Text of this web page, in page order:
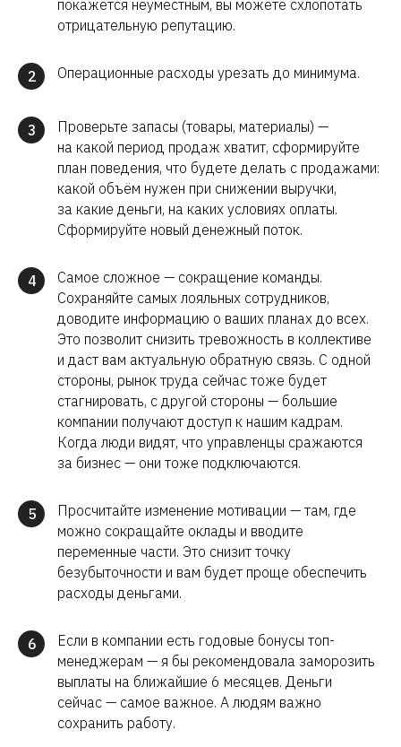
покажется неуместным, вы можете схлопотать
отрицательную репутацию.
2 Операционные расходы урезать до минимума.
3
Проверьте запасы (товары, материалы) —
на какой период продаж хватит, сформируйте
план поведения, что будете делать с продажами:
какой объём нужен при снижении выручки,
за какие деньги, на каких условиях оплаты.
Сформируйте новый денежный поток.
4
Самое сложное — сокращение команды.
Сохраняйте самых лояльных сотрудников,
доводите информацию о ваших планах до всех.
Это позволит снизить тревожность в коллективе
и даст вам актуальную обратную связь. С одной
стороны, рынок труда сейчас тоже будет
стагнировать, с другой стороны — большие
компании получают доступ к нашим кадрам.
Когда люди видят, что управленцы сражаются
за бизнес — они тоже подключаются.
5
Просчитайте изменение мотивации — там, где
можно сокращайте оклады и вводите
переменные части. Это снизит точку
безубыточности и вам будет проще обеспечить
расходы деньгами.
6
Если в компании есть годовые бонусы топ-
менеджерам — я бы рекомендовала заморозить
выплаты на ближайшие 6 месяцев. Деньги
сейчас — самое важное. А людям важно
сохранить работу.